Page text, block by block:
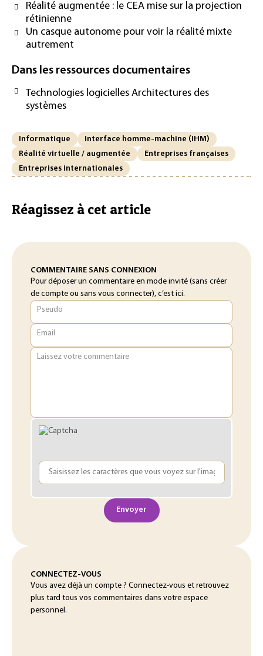
Réalité augmentée : le CEA mise sur la projection
rétinienne
Un casque autonome pour voir la réalité mixte
autrement
Dans les ressources documentaires
Technologies logicielles Architectures des
systèmes
Informatique
Interface homme-machine (IHM)
Réalité virtuelle / augmentée
Entreprises françaises
Entreprises internationales
Réagissez à cet article
COMMENTAIRE SANS CONNEXION
Pour déposer un commentaire en mode invité (sans créer
de compte ou sans vous connecter), c’est ici.
Pseudo
Email
Laissez votre commentaire
Envoyer
CONNECTEZ-VOUS
Vous avez déjà un compte ? Connectez-vous et retrouvez
plus tard tous vos commentaires dans votre espace
personnel.